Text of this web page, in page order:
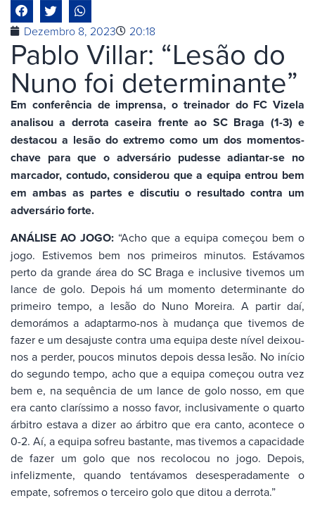
Dezembro 8, 2023 20:18
Pablo Villar: “Lesão do
Nuno foi determinante”
Em conferência de imprensa, o treinador do FC Vizela
analisou a derrota caseira frente ao SC Braga (1-3) e
destacou a lesão do extremo como um dos momentos-
chave para que o adversário pudesse adiantar-se no
marcador, contudo, considerou que a equipa entrou bem
em ambas as partes e discutiu o resultado contra um
adversário forte.
ANÁLISE AO JOGO: “Acho que a equipa começou bem o
jogo. Estivemos bem nos primeiros minutos. Estávamos
perto da grande área do SC Braga e inclusive tivemos um
lance de golo. Depois há um momento determinante do
primeiro tempo, a lesão do Nuno Moreira. A partir daí,
demorámos a adaptarmo-nos à mudança que tivemos de
fazer e um desajuste contra uma equipa deste nível deixou-
nos a perder, poucos minutos depois dessa lesão. No início
do segundo tempo, acho que a equipa começou outra vez
bem e, na sequência de um lance de golo nosso, em que
era canto claríssimo a nosso favor, inclusivamente o quarto
árbitro estava a dizer ao árbitro que era canto, acontece o
0-2. Aí, a equipa sofreu bastante, mas tivemos a capacidade
de fazer um golo que nos recolocou no jogo. Depois,
infelizmente, quando tentávamos desesperadamente o
empate, sofremos o terceiro golo que ditou a derrota.”